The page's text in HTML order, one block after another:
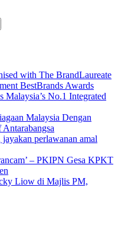
with The BrandLaureate
BestBrands Awards
Malaysia’s No.1 Integrated
Malaysia Dengan
perlawanan amal
– PKIPN Gesa KPKT
Liow di Majlis PM,